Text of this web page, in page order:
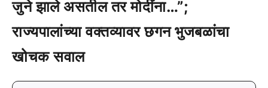
जुने झाले असतील तर मोदींना…”;
राज्यपालांच्या वक्तव्यावर छगन भुजबळांचा
खोचक सवाल